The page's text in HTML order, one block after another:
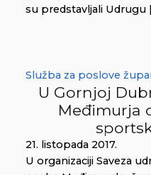
su predstavljali Udrugu
Služba za poslove
U Gornjoj
Međimurja
21. listopada 2017.
U organizaciji Saveza